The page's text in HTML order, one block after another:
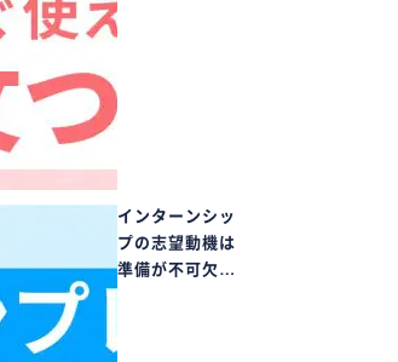
インターンシッ
プの志望動機は
準備が不可欠…